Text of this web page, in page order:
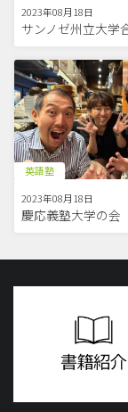
2023年08月18日
サンノゼ州立大学
英語塾
2023年08月18日
慶応義塾大学の会